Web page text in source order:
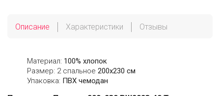
Описание Характеристики Отзывы
Материал: 100% хлопок
Размер: 2 спальное 200х230 см
Упаковка: ПВХ чемодан